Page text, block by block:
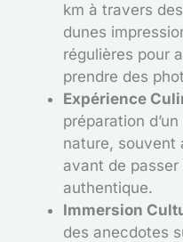
km à travers
dunes
régulières pour
prendre des
Expérience
préparation
nature, souvent
avant de
authentique.
Immersion
des anecdotes